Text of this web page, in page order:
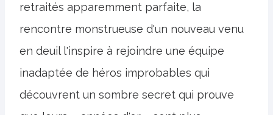
retraités apparemment parfaite, la
rencontre monstrueuse d'un nouveau venu
en deuil l'inspire à rejoindre une équipe
inadaptée de héros improbables qui
découvrent un sombre secret qui prouve